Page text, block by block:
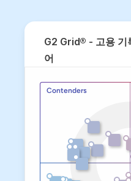
G2 Grid® - 고용 기
어